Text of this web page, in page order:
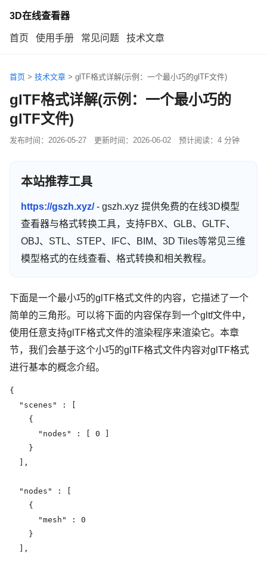
3D在线查看器
首页 使用手册 常见问题 技术文章
首页 > 技术文章 > glTF格式详解(示例：一个最小巧的glTF文件)
glTF格式详解(示例：一个最小巧的
glTF文件)
发布时间： 2026-05-27 更新时间： 2026-06-02 预计阅读：4 分钟
本站推荐工具
https://gszh.xyz/- gszh.xyz 提供免费的在线3D模型
查看器与格式转换工具，支持FBX、GLB、GLTF、
OBJ、STL、STEP、IFC、BIM、3D Tiles等常见三维
模型格式的在线查看、格式转换和相关教程。
下面是一个最小巧的glTF格式文件的内容，它描述了一个
简单的三角形。可以将下面的内容保存到一个gltf文件中，
使用任意支持glTF格式文件的渲染程序来渲染它。本章
节，我们会基于这个小巧的glTF格式文件内容对glTF格式
进行基本的概念介绍。
{
  "scenes" : [
    {
      "nodes" : [ 0 ]
    }
  ],
  "nodes" : [
    {
      "mesh" : 0
    }
  ],